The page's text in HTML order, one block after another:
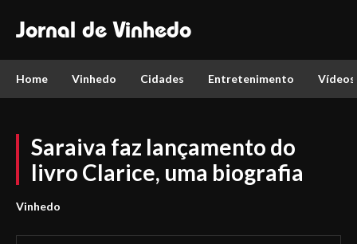
Jornal de Vinhedo
Home Vinhedo Cidades Entretenimento Vídeos
Saraiva faz lançamento do
livro Clarice, uma biografia
Vinhedo